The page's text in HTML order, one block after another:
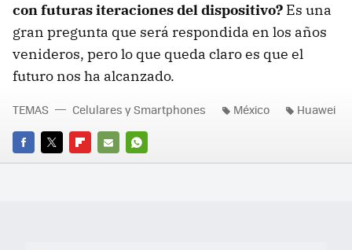
con futuras iteraciones del dispositivo? Es una
gran pregunta que será respondida en los años
venideros, pero lo que queda claro es que el
futuro nos ha alcanzado.
FACEBOOK
TWITTERFLIPBOARD
E-
WHATSAPP
TEMAS Celulares y Smartphones México Huawei